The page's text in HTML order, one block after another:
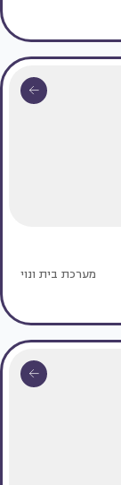
מערכת בית ונוי